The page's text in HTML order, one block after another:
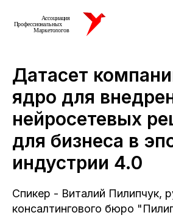
Датасет
ядро для
нейросетевых
для бизнеса в
индустрии 4.0
Спикер - Виталий Пилипчук,
консалтингового бюро